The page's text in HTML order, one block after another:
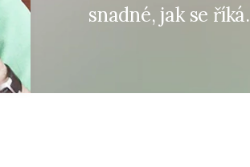
snadné, jak se říká.